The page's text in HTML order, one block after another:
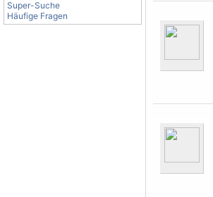
Super-Suche
Häufige Fragen